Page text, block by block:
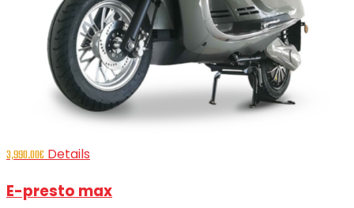
3,990.00€ Details
E-presto max